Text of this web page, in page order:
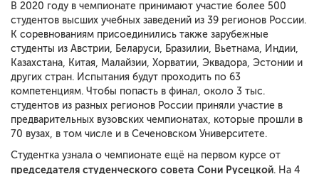
В 2020 году в чемпионате принимают участие более 500
студентов высших учебных заведений из 39 регионов России.
К соревнованиям присоединились также зарубежные
студенты из Австрии, Беларуси, Бразилии, Вьетнама, Индии,
Казахстана, Китая, Малайзии, Хорватии, Эквадора, Эстонии и
других стран. Испытания будут проходить по 63
компетенциям. Чтобы попасть в финал, около 3 тыс.
студентов из разных регионов России приняли участие в
предварительных вузовских чемпионатах, которые прошли в
70 вузах, в том числе и в Сеченовском Университете.
Студентка узнала о чемпионате ещё на первом курсе от
председателя студенческого совета Сони Русецкой. На 4